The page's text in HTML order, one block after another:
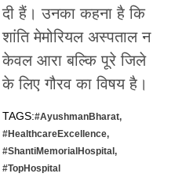
दी हैं। उनका कहना है कि
शांति मेमोरियल अस्पताल न
केवल आरा बल्कि पूरे जिले
के लिए गौरव का विषय है।
TAGS:#AyushmanBharat,
#HealthcareExcellence,
#ShantiMemorialHospital,
#TopHospital